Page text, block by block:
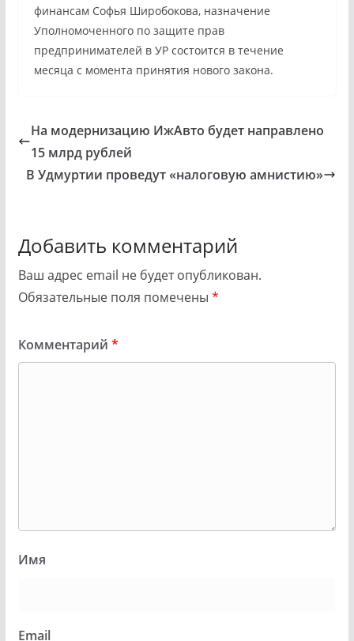
финансам Софья Широбокова, назначение
Уполномоченного по защите прав
предпринимателей в УР состоится в течение
месяца с момента принятия нового закона.
На модернизацию ИжАвто будет направлено
15 млрд рублей
В Удмуртии проведут «налоговую амнистию»
Добавить комментарий
Ваш адрес email не будет опубликован.
Обязательные поля помечены *
Комментарий *
Имя
Email